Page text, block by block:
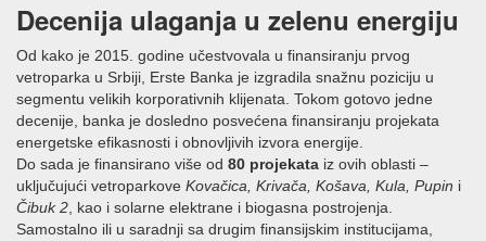
Decenija ulaganja u zelenu energiju
Od kako je 2015. godine učestvovala u finansiranju prvog
vetroparka u Srbiji, Erste Banka je izgradila snažnu poziciju u
segmentu velikih korporativnih klijenata. Tokom gotovo jedne
decenije, banka je dosledno posvećena finansiranju projekata
energetske efikasnosti i obnovljivih izvora energije.
Do sada je finansirano više od 80 projekata iz ovih oblasti –
uključujući vetroparkove Kovačica, Krivača, Košava, Kula, Pupin i
Čibuk 2 , kao i solarne elektrane i biogasna postrojenja.
Samostalno ili u saradnji sa drugim finansijskim institucijama,